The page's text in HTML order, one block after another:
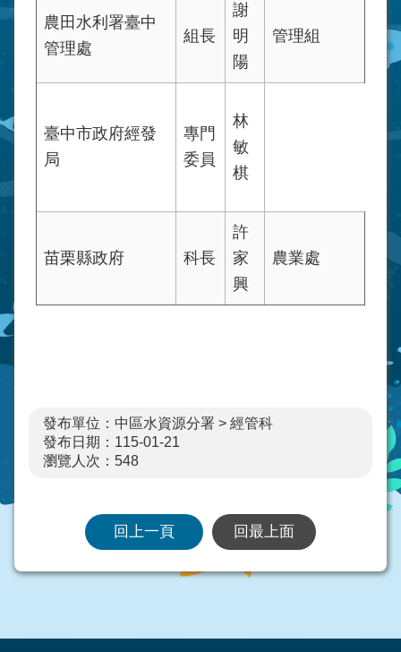
農田水利署臺中
管理處
組長
謝
明
陽
管理組
臺中市政府經發
局
專門
委員
林
敏
棋
苗栗縣政府 科長
許
家
興
農業處
發布單位：中區水資源分署 > 經管科
發布日期：115-01-21
瀏覽人次： 548
回上一頁 回最上面